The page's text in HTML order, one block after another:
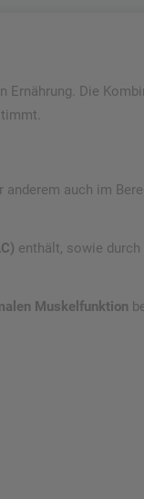
Ernährung. Die
auch im
enthält, sowie durch
Muskelfunktion